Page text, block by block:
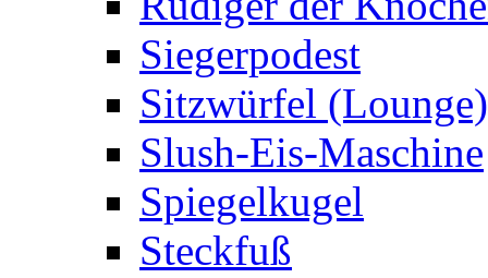
Siegerpodest
Sitzwürfel (Lounge)
Slush-Eis-Maschine
Spiegelkugel
Steckfuß